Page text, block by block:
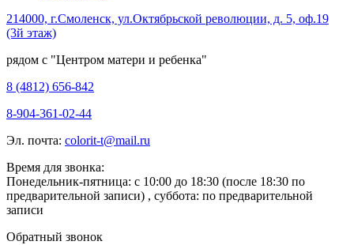
214000, г.Смоленск, ул.Октябрьской революции, д. 5, оф.19
(3й этаж)
рядом с "Центром матери и ребенка"
8 (4812) 656-842
8-904-361-02-44
Эл. почта: colorit-t@mail.ru
Время для звонка:
Понедельник-пятница: с 10:00 до 18:30 (после 18:30 по
предварительной записи) , суббота: по предварительной
записи
Обратный звонок